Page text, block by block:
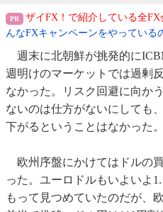
ザイFX！で紹介している全FX
んなFXキャンペーンをやっている
週末に北朝鮮が挑発的に
週明けのマーケットでは過剰
なかった。リスク回避に向か
ないのは仕方がないにしても
下がるということはなかった。
欧州序盤にかけてはドルの
った。ユーロドルもいよいよ
もって見つめていたのだが、